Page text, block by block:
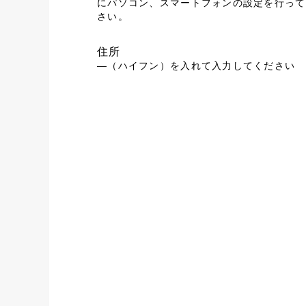
にパソコン、スマートフォンの設定を行っ
さい。
住所
―（ハイフン）を入れて入力してください